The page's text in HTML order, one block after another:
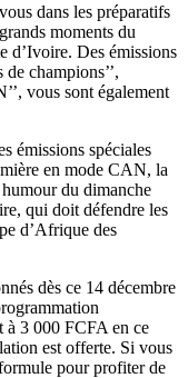
dans les préparatifs
moments du
d’Ivoire. Des émissions
de champions’’,
vous sont également
émissions spéciales
en mode CAN, la
du dimanche
qui doit défendre les
d’Afrique des
dès ce 14 décembre
à 3 000 FCFA en ce
est offerte. Si vous
pour profiter de